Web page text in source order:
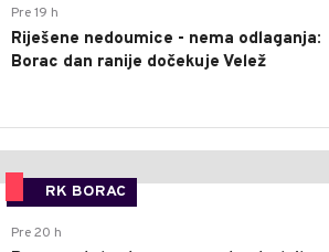
Pre 19 h
Riješene nedoumice - nema odlaganja:
Borac dan ranije dočekuje Velež
RK BORAC
Pre 20 h